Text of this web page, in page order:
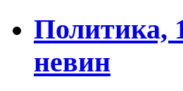
Политика,
невин